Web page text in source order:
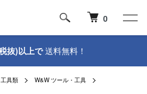
0
抜)以上で送料無料！
具類 W&W ツール・工具